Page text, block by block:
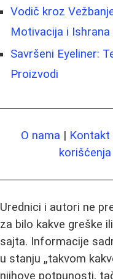
Vodič kroz
Motivacija i Ishrana
Savršeni Eyeliner:
Proizvodi
O nama | Kontakt
korišćenja
Urednici i autori ne
za bilo kakve greške
sajta. Informacije
u stanju „takvom
njihove potpunosti,